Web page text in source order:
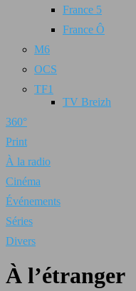
France 5
France Ô
M6
OCS
TF1
TV Breizh
360°
Print
À la radio
Cinéma
Événements
Séries
Divers
À l’étranger